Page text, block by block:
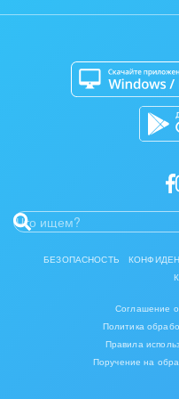
Интерьер, дизайн,
Консалтинговые и
Культурные события,
Мебель, лес,
Мода, одежда,
Нефть, газ
Каталог приложений
Разработчикам приложений
БЕЗОПАСНОСТЬ
Соглашение
Политика
Правила
Поручение на